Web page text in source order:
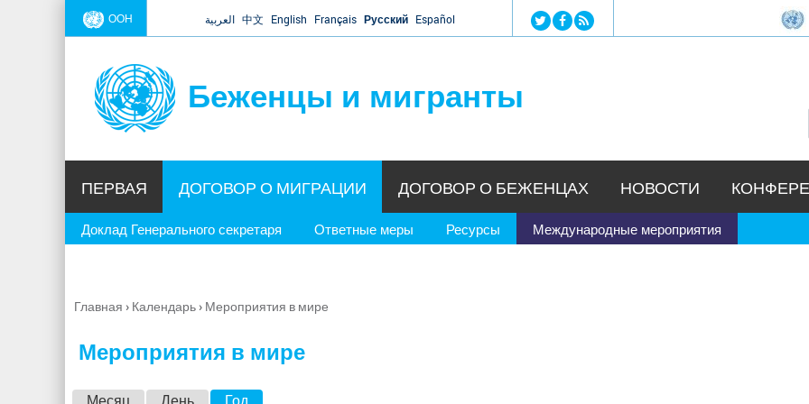
Jump to navigation
ООН العربية 中文 English Français Русский Español
Беженцы и мигранты
ПЕРВАЯ ДОГОВОР О МИГРАЦИИ
Доклад Генерального секретаря Ответные меры Ресурсы Международные мероприятия
ДОГОВОР О БЕЖЕНЦАХ НОВОСТИ
Вы
Главная › Календарь› Мероприятия в мире
Мероприятия в мире